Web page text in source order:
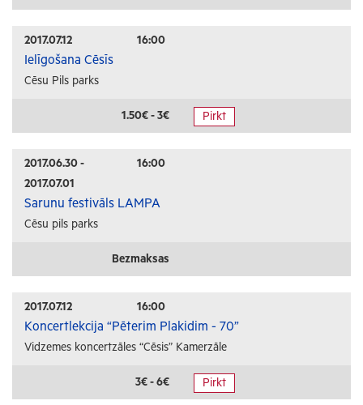
Izglītība
Konferences
Kursi un semināri
Radošās darbnīcas
Lekcijas
Interešu pasākumi
Ģimenēm ar bērniem
2017.07.12 16:00
Ielīgošana Cēsīs
Cēsu Pils parks
1.50€ - 3€ Pirkt
2017.06.30 -
2017.07.01
16:00
Sarunu festivāls LAMPA
Cēsu pils parks
Bezmaksas
2017.07.12 16:00
Koncertlekcija “Pēterim Plakidim - 70”
Vidzemes koncertzāles “Cēsis” Kamerzāle
3€ - 6€ Pirkt